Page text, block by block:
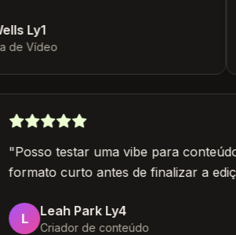
Ly1
Vídeo
"Posso testar uma vibe para
formato curto antes de finalizar a
L Leah Park Ly4
Criador de conteúdo